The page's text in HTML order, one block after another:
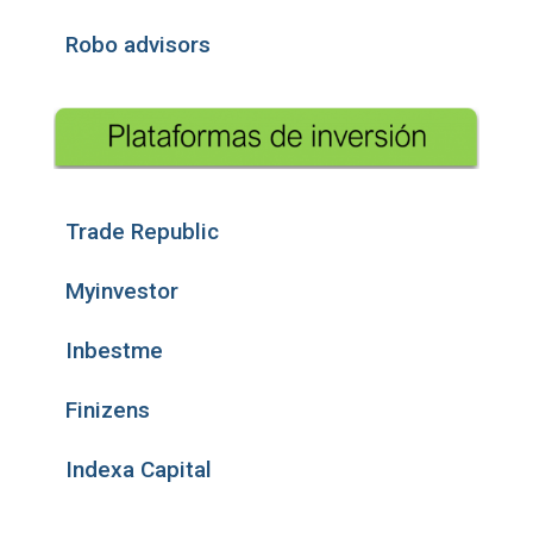
Robo advisors
Trade Republic
Myinvestor
Inbestme
Finizens
Indexa Capital